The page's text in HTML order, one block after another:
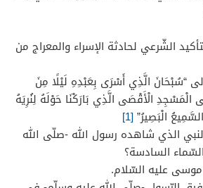
الشّرعي لحادثة الإسراء والمعراج من
“سُبْحَانَ الَّذِي أَسْرَى بِعَبْدِهِ لَيْلًا مِنَ
الْمَسْجِدِ الْأَقْصَى الَّذِي بَارَكْنَا حَوْلَهُ لِنُرِيَهُ
الْبَصِيرُ”[1]
الذي شاهده رسول الله -صلّى الله
السادسة؟
موسى عليه السّلام.